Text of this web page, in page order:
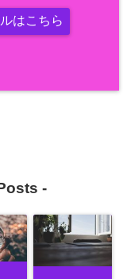
はこちら
-